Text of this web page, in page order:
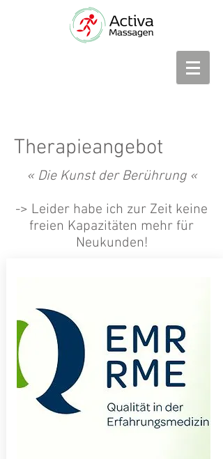
Therapieangebot
« Die Kunst der Berührung «
-> Leider habe ich zur Zeit keine
freien Kapazitäten mehr für
Neukunden!